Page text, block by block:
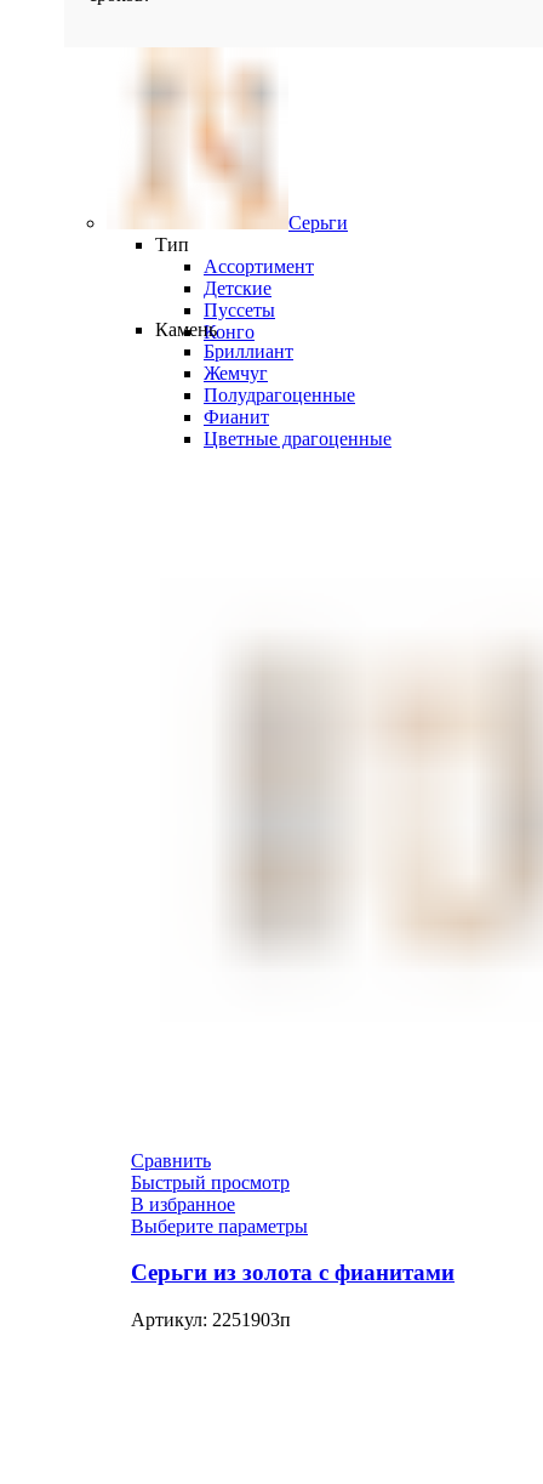
Серьги
Тип
Ассортимент
Детские
Пуссеты
Конго
Камень
Бриллиант
Жемчуг
Полудрагоценные
Фианит
Цветные драгоценные
Сравнить
Быстрый просмотр
В избранное
Выберите параметры
Серьги из золота с фианитами
Артикул: 2251903п